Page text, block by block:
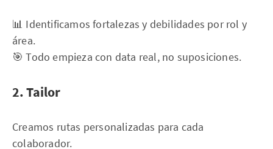
📊 Identificamos fortalezas y debilidades por rol y
área.
🎯 Todo empieza con data real, no suposiciones.
2. Tailor
Creamos rutas personalizadas para cada
colaborador.